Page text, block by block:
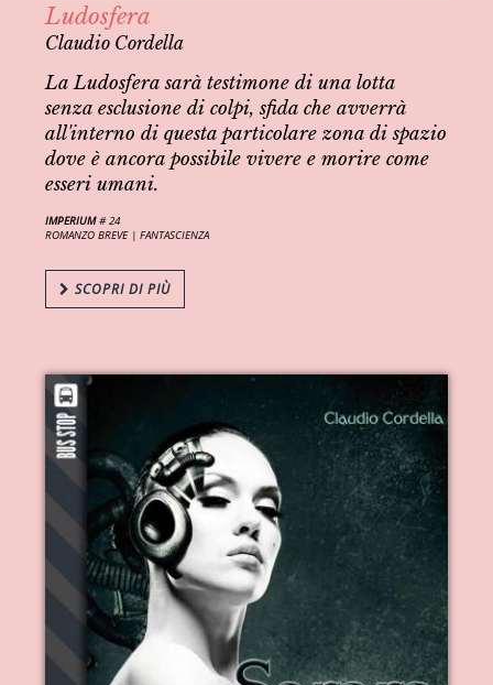
Ludosfera
Claudio Cordella
La Ludosfera sarà testimone di una lotta
senza esclusione di colpi, sfida che avverrà
all'interno di questa particolare zona di spazio
dove è ancora possibile vivere e morire come
esseri umani.
IMPERIUM# 24
ROMANZO BREVE |FANTASCIENZA
SCOPRI DI PIÙ